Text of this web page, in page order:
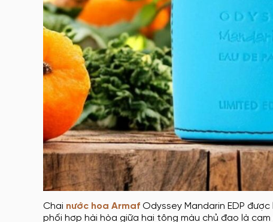
Chai nước hoa Armaf Odyssey Mandarin EDP
phối hợp hài hòa giữa hai tông màu chủ đạo là